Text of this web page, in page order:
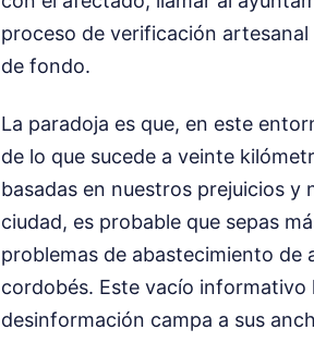
proceso de verificación
de fondo.
La paradoja es que, en este
de lo que sucede a veinte
basadas en nuestros prejuicios y
ciudad, es probable que sepas
problemas de abastecimiento de
cordobés. Este vacío informativo
desinformación campa a sus